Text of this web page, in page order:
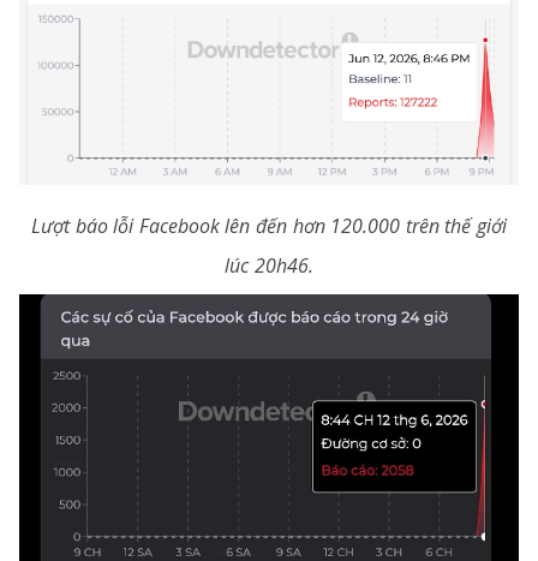
Lượt báo lỗi Facebook lên đến hơn 120.000 trên thế giới
lúc 20h46.